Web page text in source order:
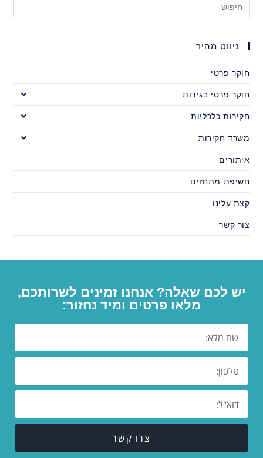
ניווט מהיר
חוקר פרטי
חוקר פרטי בגידות
חקירות כלכליות
משרד חקירות
איתורים
חשיפת מתחזים
קצת עלינו
צור קשר
יש לכם שאלה? אנחנו זמינים לשרותכם,
מלאו פרטים ומיד נחזור:
צרו קשר